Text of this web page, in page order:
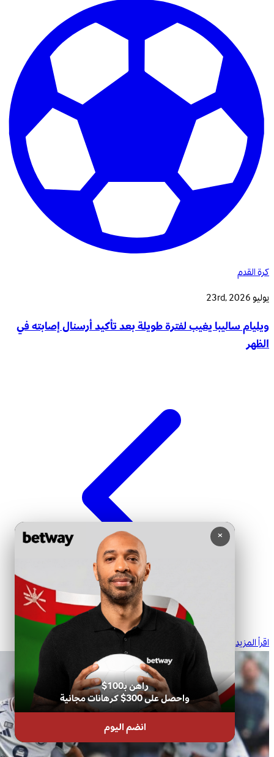
كرة القدم
يوليو 23rd, 2026
ويليام ساليبا يغيب لفترة طويلة بعد تأكيد أرسنال إصابته في
الظهر
اقرأ المزيد
×
راهن بـ100$
واحصل على 300$ كرهانات مجانية
انضم اليوم